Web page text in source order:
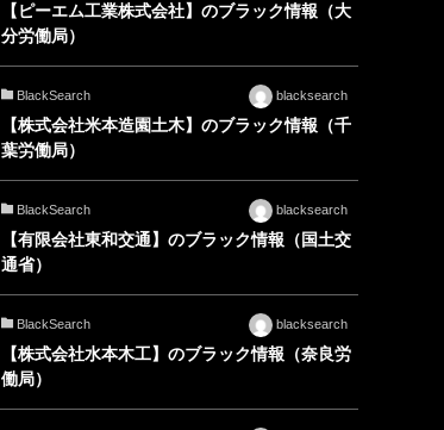
【ピーエム工業株式会社】のブラック情報（大
分労働局）
BlackSearch blacksearch
【株式会社米本造園土木】のブラック情報（千
葉労働局）
BlackSearch blacksearch
【有限会社東和交通】のブラック情報（国土交
通省）
BlackSearch blacksearch
【株式会社水本木工】のブラック情報（奈良労
働局）